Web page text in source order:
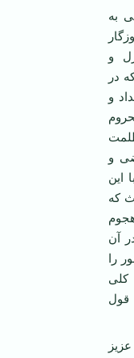
به
و
در
و
و
این
که
آن
را
کلی